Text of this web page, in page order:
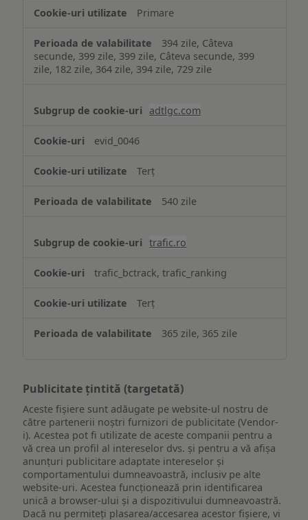
Primare
394 zile, Câteva
secunde, 399 zile, 399 zile, Câteva secunde, 399
zile, 182 zile, 364 zile, 394 zile, 729 zile
adtlgc.com
evid_0046
Terț
540 zile
trafic.ro
trafic_bctrack, trafic_ranking
Terț
365 zile, 365 zile
Publicitate țintită (targetată)
Aceste fișiere sunt adăugate pe website-ul nostru de
către partenerii noștri furnizori de publicitate (Vendor-
i). Acestea pot fi utilizate de aceste companii pentru a
vă crea un profil al intereselor dvs. și pentru a vă afișa
anunțuri publicitare adaptate intereselor și
comportamentului dumneavoastră, inclusiv pe alte
website-uri. Acestea funcționează prin identificarea
unică a browser-ului și a dispozitivului dumneavoastră.
Dacă nu permiteți plasarea/accesarea acestor fișiere, vi